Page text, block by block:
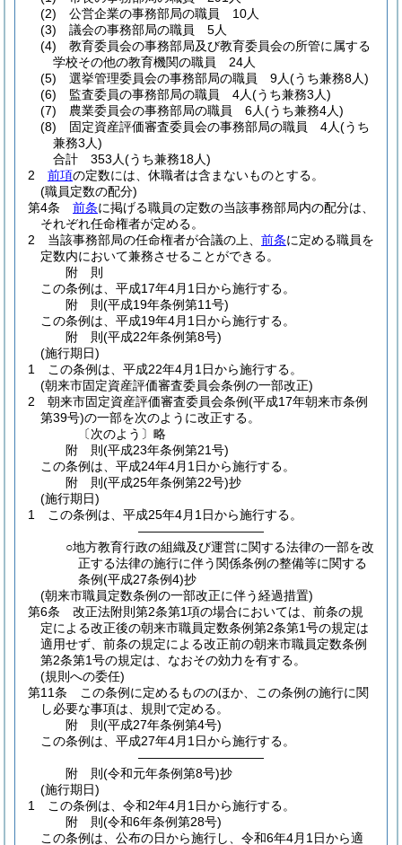
(2)
公営企業の事務部局の職員 10人
(3)
議会の事務部局の職員 5人
(4)
教育委員会の事務部局及び教育委員会の所管に属する
学校その他の教育機関の職員 24人
(5)
選挙管理委員会の事務部局の職員 9人(うち兼務8人)
(6)
監査委員の事務部局の職員 4人(うち兼務3人)
(7)
農業委員会の事務部局の職員 6人(うち兼務4人)
(8)
固定資産評価審査委員会の事務部局の職員 4人(うち
兼務3人)
合計 353人(うち兼務18人)
2
前項の定数には、休職者は含まないものとする。
(職員定数の配分)
第4条
前条に掲げる職員の定数の当該事務部局内の配分は、
それぞれ任命権者が定める。
2
当該事務部局の任命権者が合議の上、 前条に定める職員を
定数内において兼務させることができる。
附 則
この条例は、平成17年4月1日から施行する。
附 則(平成19年条例第11号)
この条例は、平成19年4月1日から施行する。
附 則(平成22年条例第8号)
(施行期日)
1
この条例は、平成22年4月1日から施行する。
(朝来市固定資産評価審査委員会条例の一部改正)
2
朝来市固定資産評価審査委員会条例(平成17年朝来市条例
第39号)の一部を次のように改正する。
〔次のよう〕略
附 則(平成23年条例第21号)
この条例は、平成24年4月1日から施行する。
附 則(平成25年条例第22号)抄
(施行期日)
1
この条例は、平成25年4月1日から施行する。
――――――――――
○地方教育行政の組織及び運営に関する法律の一部を改
正する法律の施行に伴う関係条例の整備等に関する
条例(平成27条例4)抄
(朝来市職員定数条例の一部改正に伴う経過措置)
第6条
改正法附則第2条第1項の場合においては、前条の規
定による改正後の朝来市職員定数条例第2条第1号の規定は
適用せず、前条の規定による改正前の朝来市職員定数条例
第2条第1号の規定は、なおその効力を有する。
(規則への委任)
第11条
この条例に定めるもののほか、この条例の施行に関
し必要な事項は、規則で定める。
附 則(平成27年条例第4号)
この条例は、平成27年4月1日から施行する。
――――――――――
附 則(令和元年条例第8号)抄
(施行期日)
1
この条例は、令和2年4月1日から施行する。
附 則(令和6年条例第28号)
この条例は、公布の日から施行し、令和6年4月1日から適